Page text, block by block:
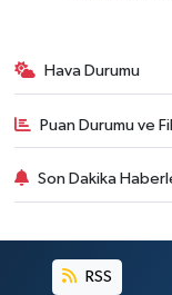
Hava Durumu
Puan Durumu ve
Son Dakika
RSS